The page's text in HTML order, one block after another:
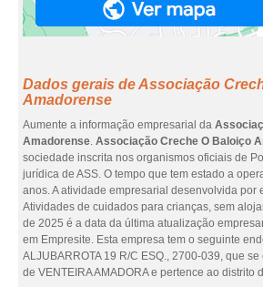
Dados gerais de Associação
Amadorense
Aumente a informação empresarial da
Amadorense. Associação Creche O Baloiço
sociedade inscrita nos organismos oficiais de
jurídica de ASS. O tempo que tem estado a
anos. A atividade empresarial desenvolvida por
Atividades de cuidados para crianças, sem
de 2025 é a data da última atualização
em Empresite. Esta empresa tem o seguinte
ALJUBARROTA 19 R/C ESQ., 2700-039, que
de VENTEIRA AMADORA e pertence ao distrito